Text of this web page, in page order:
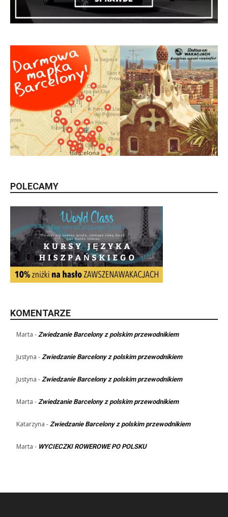
POLECAMY
KOMENTARZE
Marta - Zwiedzanie Barcelony z polskim przewodnikiem
Justyna - Zwiedzanie Barcelony z polskim przewodnikiem
Justyna - Zwiedzanie Barcelony z polskim przewodnikiem
Marta - Zwiedzanie Barcelony z polskim przewodnikiem
Katarzyna - Zwiedzanie Barcelony z polskim przewodnikiem
Marta - WYCIECZKI ROWEROWE PO POLSKU